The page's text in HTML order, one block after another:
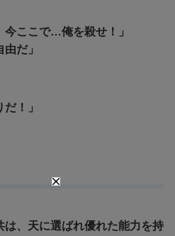
今ここで…俺を殺せ！」
だ」
！」
は、天に選ばれ優れた能力を持